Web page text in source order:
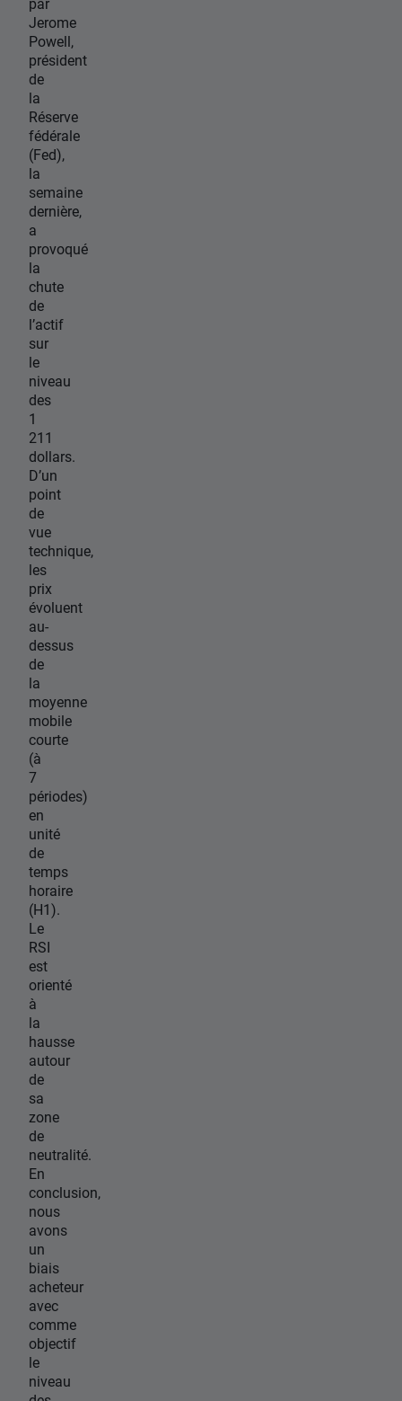
Jerome
Powell,
président
de
la
Réserve
fédérale
(Fed),
la
semaine
dernière,
a
provoqué
la
chute
de
l’actif
sur
le
niveau
des
1
211
dollars.
D’un
point
de
vue
technique,
les
prix
évoluent
au-
dessus
de
la
moyenne
mobile
courte
(à
7
périodes)
en
unité
de
temps
horaire
(H1).
Le
RSI
est
orienté
à
la
hausse
autour
de
sa
zone
de
neutralité.
En
conclusion,
nous
avons
un
biais
acheteur
avec
comme
objectif
le
niveau